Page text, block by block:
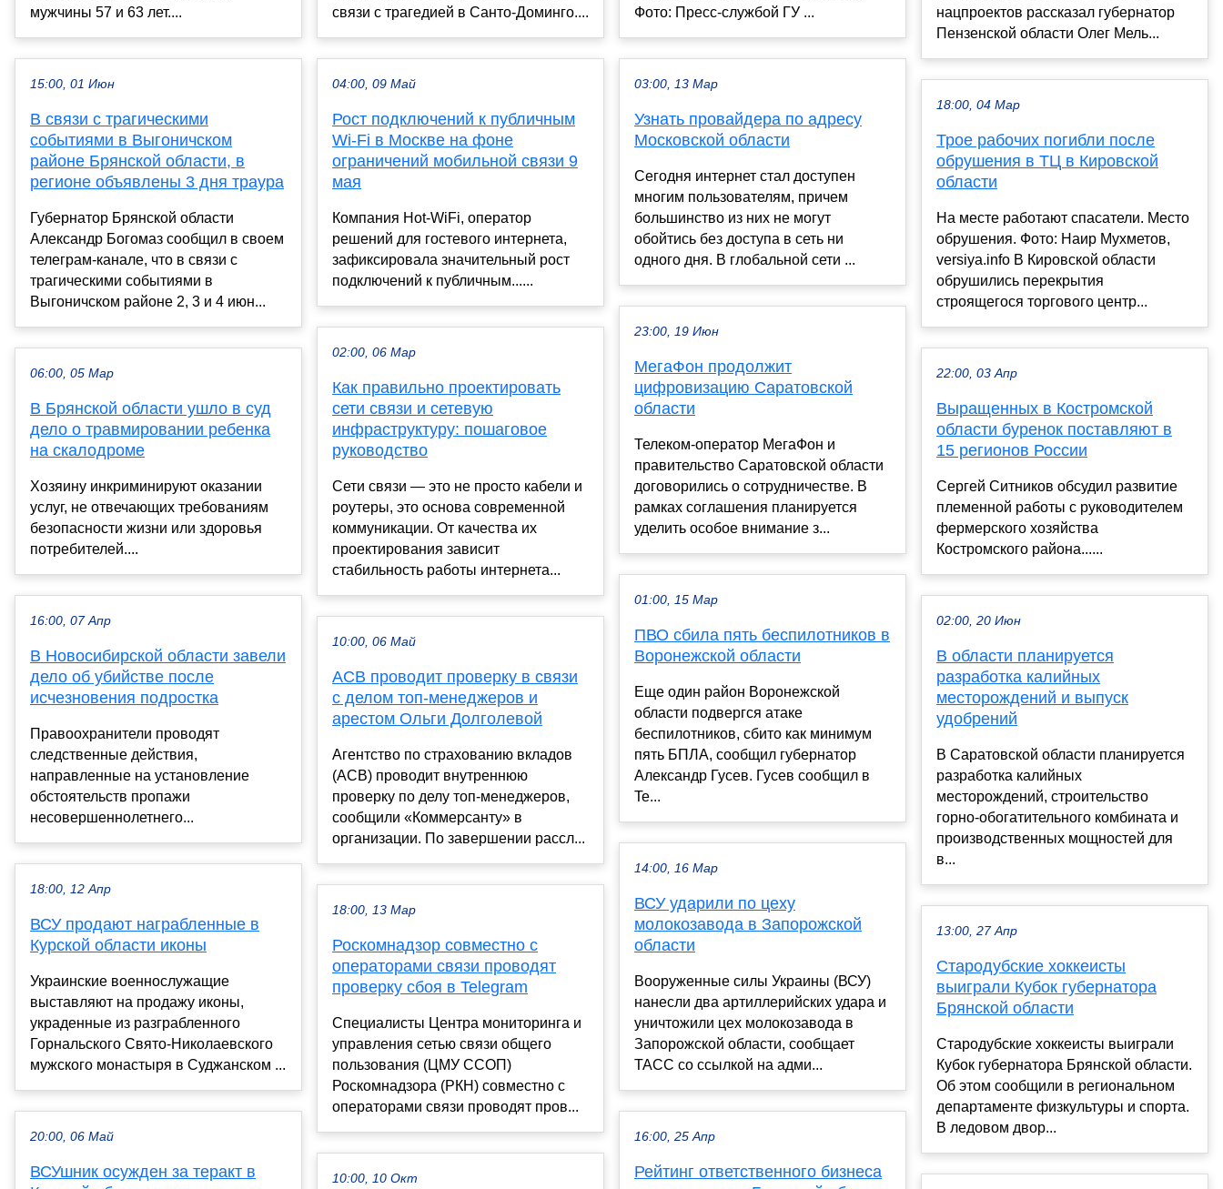
мужчины 57 и 63 лет....
15:00, 01 Июн
В связи с трагическими
событиями в Выгоничском
районе Брянской области, в
регионе объявлены 3 дня траура
Губернатор Брянской области
Александр Богомаз сообщил в своем
телеграм-канале, что в связи с
трагическими событиями в
Выгоничском районе 2, 3 и 4 июн...
06:00, 05 Мар
В Брянской области ушло в суд
дело о травмировании ребенка
на скалодроме
Хозяину инкриминируют оказании
услуг, не отвечающих требованиям
безопасности жизни или здоровья
потребителей....
16:00, 07 Апр
В Новосибирской области завели
дело об убийстве после
исчезновения подростка
Правоохранители проводят
следственные действия,
направленные на установление
обстоятельств пропажи
несовершеннолетнего...
18:00, 12 Апр
ВСУ продают награбленные в
Курской области иконы
Украинские военнослужащие
выставляют на продажу иконы,
украденные из разграбленного
Горнальского Свято-Николаевского
мужского монастыря в Суджанском ...
20:00, 06 Май
ВСУшник осужден за теракт в
связи с трагедией в Санто-Доминго....
04:00, 09 Май
Рост подключений к публичным
Wi-Fi в Москве на фоне
ограничений мобильной связи 9
мая
Компания Hot-WiFi, оператор
решений для гостевого интернета,
зафиксировала значительный рост
подключений к публичным......
02:00, 06 Мар
Как правильно проектировать
сети связи и сетевую
инфраструктуру: пошаговое
руководство
Сети связи — это не просто кабели и
роутеры, это основа современной
коммуникации. От качества их
проектирования зависит
стабильность работы интернета...
10:00, 06 Май
АСВ проводит проверку в связи
с делом топ-менеджеров и
арестом Ольги Долголевой
Агентство по страхованию вкладов
(АСВ) проводит внутреннюю
проверку по делу топ-менеджеров,
сообщили «Коммерсанту» в
организации. По завершении рассл...
18:00, 13 Мар
Роскомнадзор совместно с
операторами связи проводят
проверку сбоя в Telegram
Специалисты Центра мониторинга и
управления сетью связи общего
пользования (ЦМУ ССОП)
Роскомнадзора (РКН) совместно с
операторами связи проводят пров...
10:00, 10 Окт
Фото: Пресс-службой ГУ ...
03:00, 13 Мар
Узнать провайдера по адресу
Московской области
Сегодня интернет стал доступен
многим пользователям, причем
большинство из них не могут
обойтись без доступа в сеть ни
одного дня. В глобальной сети ...
23:00, 19 Июн
МегаФон продолжит
цифровизацию Саратовской
области
Телеком-оператор МегаФон и
правительство Саратовской области
договорились о сотрудничестве. В
рамках соглашения планируется
уделить особое внимание з...
01:00, 15 Мар
ПВО сбила пять беспилотников в
Воронежской области
Еще один район Воронежской
области подвергся атаке
беспилотников, сбито как минимум
пять БПЛА, сообщил губернатор
Александр Гусев. Гусев сообщил в
Te...
14:00, 16 Мар
ВСУ ударили по цеху
молокозавода в Запорожской
области
Вооруженные силы Украины (ВСУ)
нанесли два артиллерийских удара и
уничтожили цех молокозавода в
Запорожской области, сообщает
ТАСС со ссылкой на адми...
16:00, 25 Апр
Рейтинг ответственного бизнеса
нацпроектов рассказал губернатор
Пензенской области Олег Мель...
18:00, 04 Мар
Трое рабочих погибли после
обрушения в ТЦ в Кировской
области
На месте работают спасатели. Место
обрушения. Фото: Наир Мухметов,
versiya.info В Кировской области
обрушились перекрытия
строящегося торгового центр...
22:00, 03 Апр
Выращенных в Костромской
области буренок поставляют в
15 регионов России
Сергей Ситников обсудил развитие
племенной работы с руководителем
фермерского хозяйства
Костромского района......
02:00, 20 Июн
В области планируется
разработка калийных
месторождений и выпуск
удобрений
В Саратовской области планируется
разработка калийных
месторождений, строительство
горно-обогатительного комбината и
производственных мощностей для
в...
13:00, 27 Апр
Стародубские хоккеисты
выиграли Кубок губернатора
Брянской области
Стародубские хоккеисты выиграли
Кубок губернатора Брянской области.
Об этом сообщили в региональном
департаменте физкультуры и спорта.
В ледовом двор...